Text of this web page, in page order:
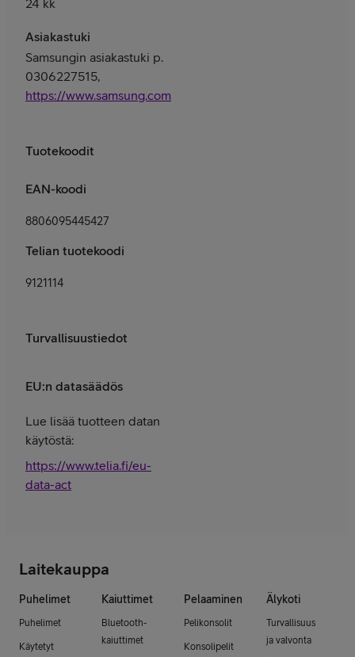
Asiakastuki
Samsungin asiakastuki p.
0306227515,
https://www.samsung.com/fi/support/contact/
Tuotekoodit
EAN-koodi
8806095445427
Telian tuotekoodi
9121114
Turvallisuustiedot
EU:n datasäädös
Lue lisää tuotteen datan
käytöstä:
https://www.telia.fi/eu-
data-act
Laitekauppa
Puhelimet
Puhelimet
Käytetyt
Kaiuttimet
Bluetooth-
kaiuttimet
Pelaaminen
Pelikonsolit
Konsolipelit
Älykoti
Turvallisuus
ja valvonta